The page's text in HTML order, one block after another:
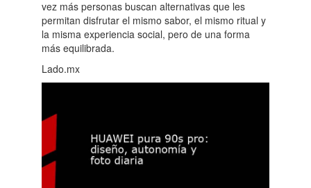
vez más personas buscan alternativas que les
permitan disfrutar el mismo sabor, el mismo ritual y
la misma experiencia social, pero de una forma
más equilibrada.
Lado.mx